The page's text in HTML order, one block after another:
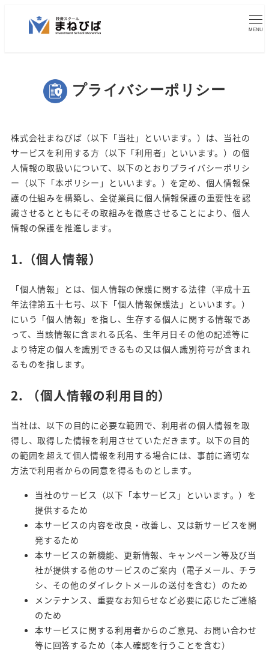
ツ
へ
移
動
MENU
プライバシーポリシー
株式会社まねびば（以下「当社」といいます。）は、当社の
サービスを利用する方（以下「利用者」といいます。）の個
人情報の取扱いについて、以下のとおりプライバシーポリシ
ー（以下「本ポリシー」といいます。）を定め、個人情報保
護の仕組みを構築し、全従業員に個人情報保護の重要性を認
識させるとともにその取組みを徹底させることにより、個人
情報の保護を推進します。
1.（個人情報）
「個人情報」とは、個人情報の保護に関する法律（平成十五
年法律第五十七号、以下「個人情報保護法」といいます。）
にいう「個人情報」を指し、生存する個人に関する情報であ
って、当該情報に含まれる氏名、生年月日その他の記述等に
より特定の個人を識別できるもの又は個人識別符号が含まれ
るものを指します。
2. （個人情報の利用目的）
当社は、以下の目的に必要な範囲で、利用者の個人情報を取
得し、取得した情報を利用させていただきます。以下の目的
の範囲を超えて個人情報を利用する場合には、事前に適切な
方法で利用者からの同意を得るものとします。
当社のサービス（以下「本サービス」といいます。）を
提供するため
本サービスの内容を改良・改善し、又は新サービスを開
発するため
本サービスの新機能、更新情報、キャンペーン等及び当
社が提供する他のサービスのご案内（電子メール、チラ
シ、その他のダイレクトメールの送付を含む）のため
メンテナンス、重要なお知らせなど必要に応じたご連絡
のため
本サービスに関する利用者からのご意見、お問い合わせ
等に回答するため（本人確認を行うことを含む）